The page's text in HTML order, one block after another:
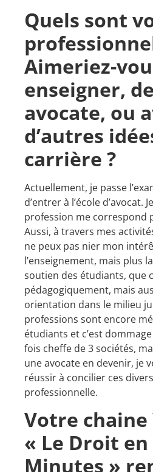
Quels sont
Aimeriez-
enseigner,
avocate, ou
d’autres
carrière ?
Actuellement, je passe
d’entrer à l’école d’avocat.
profession me correspond
Aussi, à travers mes
ne peux pas nier mon
l’enseignement, mais plus
soutien des étudiants, que
pédagogiquement, mais
orientation dans le milieu
professions sont encore
étudiants et c’est
fois cheffe de 3 sociétés,
une avocate en devenir, je
réussir à concilier ces
professionnelle.
Votre
« Le Droit en
Minutes »